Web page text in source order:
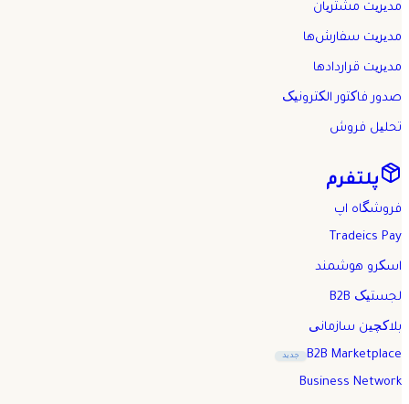
مدیریت مشتریان
مدیریت سفارش‌ها
مدیریت قراردادها
صدور فاکتور الکترونیک
تحلیل فروش
پلتفرم
فروشگاه اپ
Tradeics Pay
اسکرو هوشمند
لجستیک B2B
بلاکچین سازمانی
B2B Marketplace
جدید
Business Network